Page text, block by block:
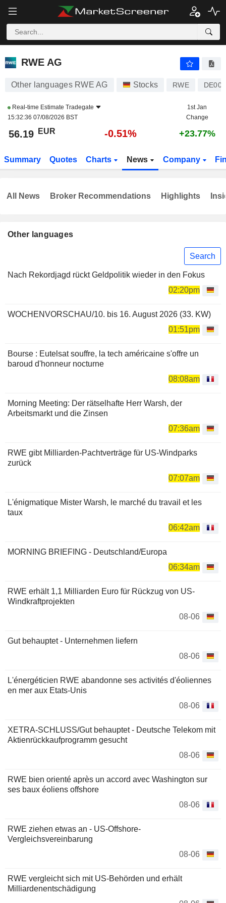
RWE AG
RWE AG
Other languages RWE AG Stocks RWE
Real-time Estimate Tradegate
15:32:36 07/08/2026 BST
1st Jan
Change
56.19 EUR -0.51% +23.77%
Summary Quotes Charts News Company
Other languages
Search
Nach Rekordjagd rückt Geldpolitik wieder in den Fokus
02:20pm
WOCHENVORSCHAU/10. bis 16. August 2026 (33. KW)
01:51pm
Bourse : Eutelsat souffre, la tech américaine s'offre un
baroud d'honneur nocturne
08:08am
Morning Meeting: Der rätselhafte Herr Warsh, der
Arbeitsmarkt und die Zinsen
07:36am
RWE gibt Milliarden-Pachtverträge für US-Windparks
zurück
07:07am
L'énigmatique Mister Warsh, le marché du travail et les
taux
06:42am
MORNING BRIEFING - Deutschland/Europa
06:34am
RWE erhält 1,1 Milliarden Euro für Rückzug von US-
Windkraftprojekten
08-06
Gut behauptet - Unternehmen liefern
08-06
L'énergéticien RWE abandonne ses activités d'éoliennes
en mer aux Etats-Unis
08-06
XETRA-SCHLUSS/Gut behauptet - Deutsche Telekom mit
Aktienrückkaufprogramm gesucht
08-06
RWE bien orienté après un accord avec Washington sur
ses baux éoliens offshore
08-06
RWE ziehen etwas an - US-Offshore-
Vergleichsvereinbarung
08-06
RWE vergleicht sich mit US-Behörden und erhält
Milliardenentschädigung
All News Broker Recommendations Highlights